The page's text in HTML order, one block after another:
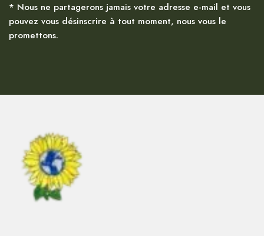
* Nous ne partagerons jamais votre adresse e-mail et vous
pouvez vous désinscrire à tout moment, nous vous le
promettons.